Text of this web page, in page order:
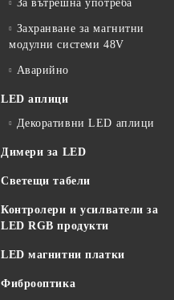
За вътрешна употреба
Захранване за магнитни
модулни системи 48V
Аварийно
LED аплици
Декоративни LED аплици
Димери за LED
Светещи табели
Контролери и усилватели за
LED RGB продукти
LED магнитни платки
Фиброоптика